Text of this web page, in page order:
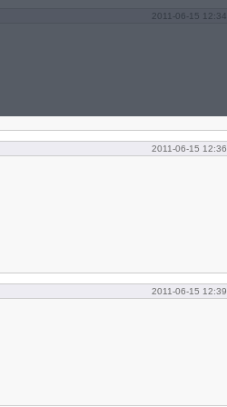
2011-06-15 12:34
2011-06-15 12:36
2011-06-15 12:39